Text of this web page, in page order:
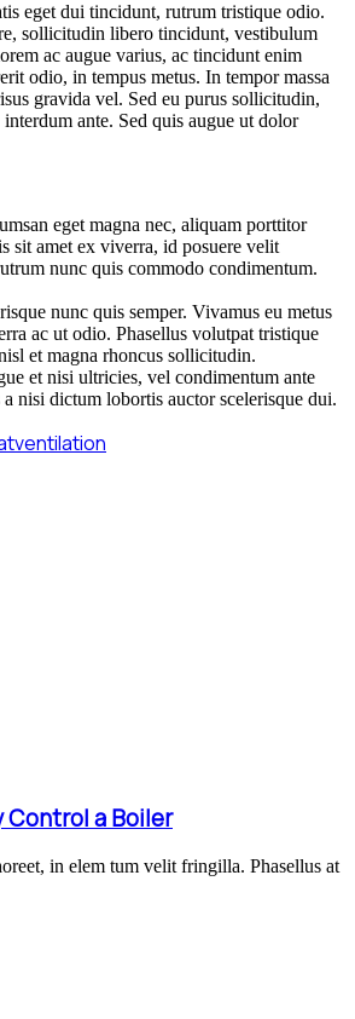
eget dui tincidunt, rutrum tristique odio.
sollicitudin libero tincidunt, vestibulum
ac augue varius, ac tincidunt enim
odio, in tempus metus. In tempor massa
gravida vel. Sed eu purus sollicitudin,
ante. Sed quis augue ut dolor
eget magna nec, aliquam porttitor
sit amet ex viverra, id posuere velit
nunc quis commodo condimentum.
nunc quis semper. Vivamus eu metus
ac ut odio. Phasellus volutpat tristique
et magna rhoncus sollicitudin.
et nisi ultricies, vel condimentum ante
nisi dictum lobortis auctor scelerisque dui.
ventilation
Control a Boiler
in elem tum velit fringilla. Phasellus at